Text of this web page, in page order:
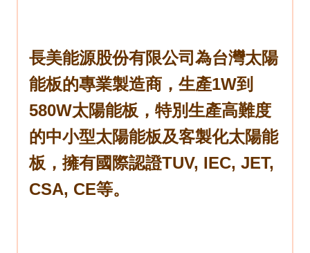
長美能源股份有限公司為台灣太陽
能板的專業製造商，生產1W到
580W太陽能板，特別生產高難度
的中小型太陽能板及客製化太陽能
板，擁有國際認證TUV, IEC, JET,
CSA, CE等。